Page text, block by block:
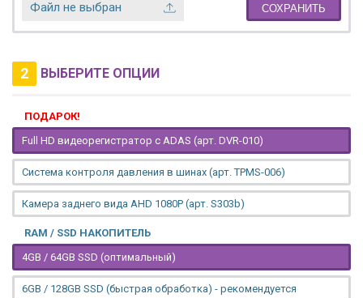
Файл не выбран СОХРАНИТЬ
2 ВЫБЕРИТЕ ОПЦИИ
ПОДАРОК!
Full HD видеорегистратор с ADAS (арт. DVR-010)
Система контроля давления в шинах (арт. TPMS-006)
Камера заднего вида AHD 1080P (арт. S303b)
RAM / SSD НАКОПИТЕЛЬ
4GB / 64GB SSD (оптимальный)
6GB / 128GB SSD (быстрая обработка) - рекомендуется